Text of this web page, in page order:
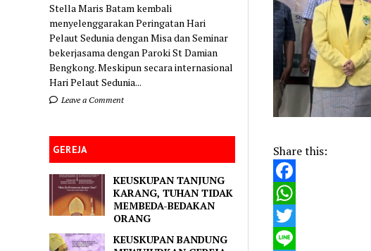
Stella Maris Batam kembali
menyelenggarakan Peringatan Hari
Pelaut Sedunia dengan Misa dan Seminar
bekerjasama dengan Paroki St Damian
Bengkong. Meskipun secara internasional
Hari Pelaut Sedunia...
Leave a Comment
GEREJA
KEUSKUPAN TANJUNG
KARANG, TUHAN TIDAK
MEMBEDA-BEDAKAN
ORANG
KEUSKUPAN BANDUNG
Share this:
Facebook
WhatsApp
Twitter